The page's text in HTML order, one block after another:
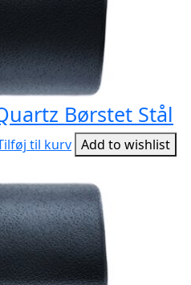
Børstet Stål
kr..
til kurv Add to wishlist